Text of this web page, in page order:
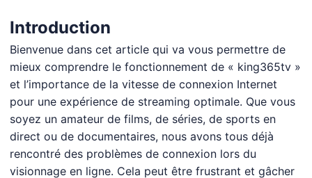
Introduction
Bienvenue dans cet article qui va vous permettre de
mieux comprendre le fonctionnement de « king365tv »
et l’importance de la vitesse de connexion Internet
pour une expérience de streaming optimale. Que vous
soyez un amateur de films, de séries, de sports en
direct ou de documentaires, nous avons tous déjà
rencontré des problèmes de connexion lors du
visionnage en ligne. Cela peut être frustrant et gâcher